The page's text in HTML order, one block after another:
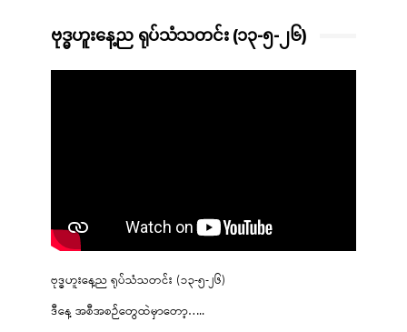
ဗုဒ္ဓဟူးနေ့ည ရုပ်သံသတင်း (၁၃-၅-၂၆)
ဗုဒ္ဓဟူးနေ့ည ရုပ်သံသတင်း (၁၃-၅-၂၆)
ဒီနေ့ အစီအစဉ်တွေထဲမှာတော့…..